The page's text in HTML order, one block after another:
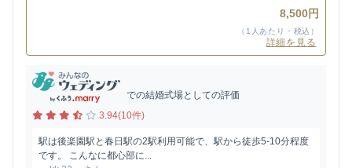
8,500円
（1人あたり・税込）
詳細を見る
での結婚式場としての評価
3.94(10件)
駅は後楽園駅と春日駅の2駅利用可能で、駅から徒歩5-10分程度
です。 こんなに都心部に...